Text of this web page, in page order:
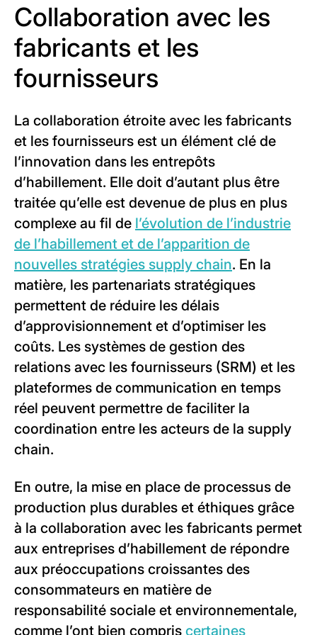
Collaboration avec les
fabricants et les
fournisseurs
La collaboration étroite avec les fabricants
et les fournisseurs est un élément clé de
l’innovation dans les entrepôts
d’habillement. Elle doit d’autant plus être
traitée qu’elle est devenue de plus en plus
complexe au fil de l’évolution de l’industrie
de l’habillement et de l’apparition de
nouvelles stratégies supply chain. En la
matière, les partenariats stratégiques
permettent de réduire les délais
d’approvisionnement et d’optimiser les
coûts. Les systèmes de gestion des
relations avec les fournisseurs (SRM) et les
plateformes de communication en temps
réel peuvent permettre de faciliter la
coordination entre les acteurs de la supply
chain.
En outre, la mise en place de processus de
production plus durables et éthiques grâce
à la collaboration avec les fabricants permet
aux entreprises d’habillement de répondre
aux préoccupations croissantes des
consommateurs en matière de
responsabilité sociale et environnementale,
comme l’ont bien compris certaines